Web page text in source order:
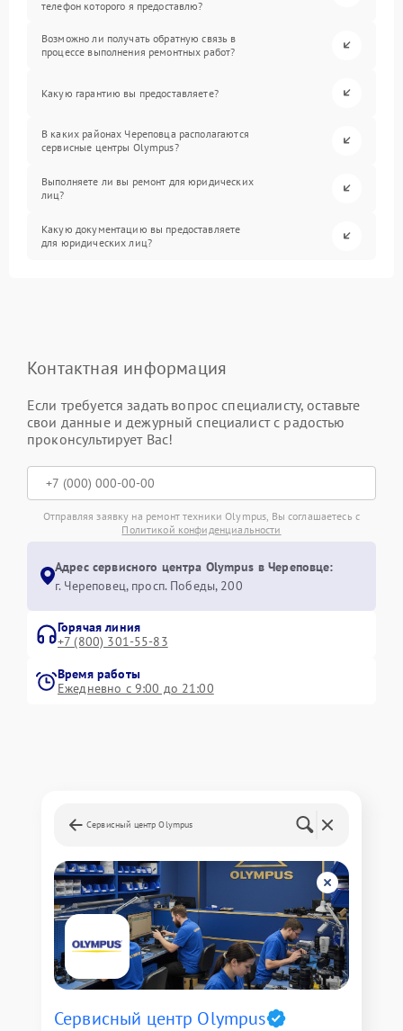
телефон которого я предоставлю?
Возможно ли получать обратную связь в
процессе выполнения ремонтных работ?
Какую гарантию вы предоставляете?
В каких районах Череповца располагаются
сервисные центры Olympus?
Выполняете ли вы ремонт для юридических
лиц?
Какую документацию вы предоставляете
для юридических лиц?
Контактная информация
Если требуется задать вопрос специалисту, оставьте
свои данные и дежурный специалист с радостью
проконсультирует Вас!
Отправляя заявку на ремонт техники Olympus, Вы соглашаетесь с
Политикой конфиденциальности
Адрес сервисного центра Olympus в Череповце:
г. Череповец, просп. Победы, 200
Горячая линия
+7 (800) 301-55-83
Время работы
Ежедневно с 9:00 до 21:00
Сервисный центр Olympus
Сервисный центр Olympus